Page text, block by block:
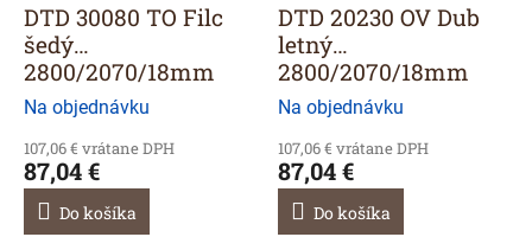
DTD 30080 TO Filc
šedý
2800/2070/18mm
Na objednávku
107,06 € vrátane DPH
87,04 €
Do košíka
DTD 20230 OV Dub
letný
2800/2070/18mm
Na objednávku
107,06 € vrátane DPH
87,04 €
Do košíka